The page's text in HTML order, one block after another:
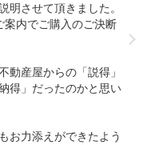
明させて頂きました。
案内でご購入のご決断
動産屋からの「説得」
得」だったのかと思い
お力添えができたよう